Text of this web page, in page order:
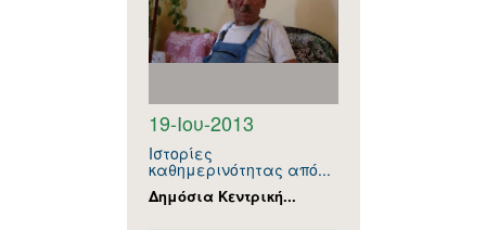
19-Ιου-2013
Ιστορίες
καθημερινότητας από...
Δημόσια Κεντρική...